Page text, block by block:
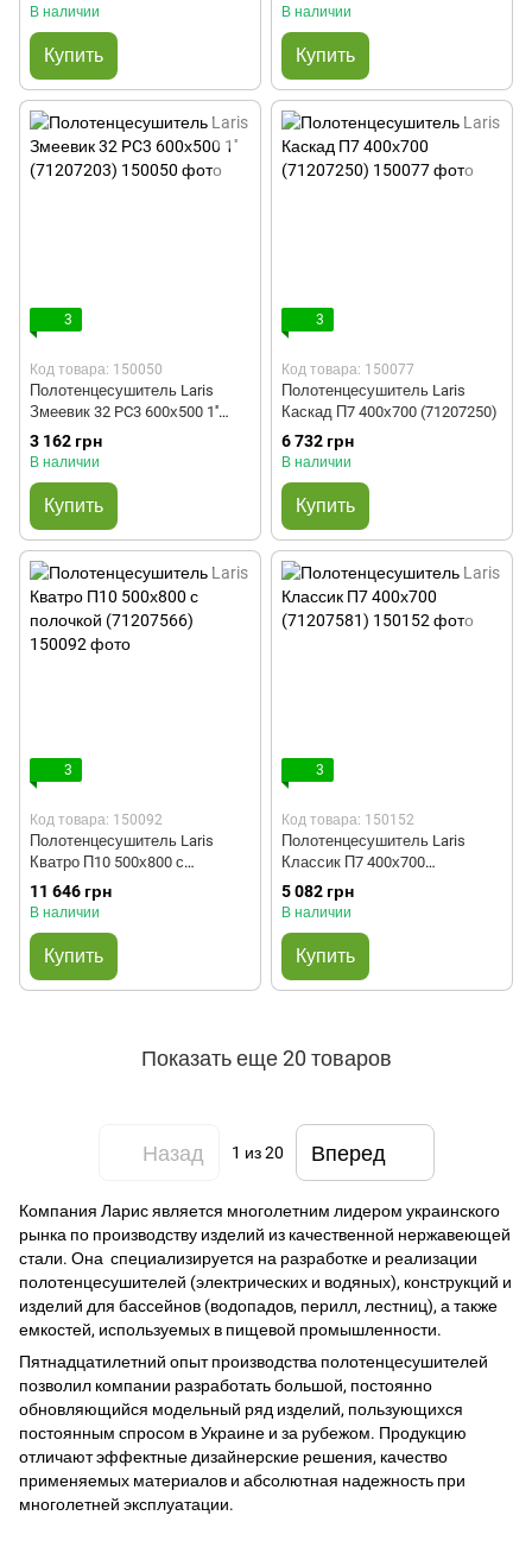
В наличии
Купить
В наличии
Купить
3
Код товара: 150050
Полотенцесушитель Laris
Змеевик 32 PC3 600х500 1''
(71207203)
3 162 грн
В наличии
Купить
3
Код товара: 150077
Полотенцесушитель Laris
Каскад П7 400х700 (71207250)
6 732 грн
В наличии
Купить
3
Код товара: 150092
Полотенцесушитель Laris
Кватро П10 500х800 с
полочкой (71207566)
11 646 грн
В наличии
Купить
3
Код товара: 150152
Полотенцесушитель Laris
Классик П7 400х700
(71207581)
5 082 грн
В наличии
Купить
Показать еще 20 товаров
Назад 1 из 20 Вперед
Компания Ларис является многолетним лидером украинского
рынка по производству изделий из качественной нержавеющей
стали. Она специализируется на разработке и реализации
полотенцесушителей (электрических и водяных), конструкций и
изделий для бассейнов (водопадов, перилл, лестниц), а также
емкостей, используемых в пищевой промышленности.
Пятнадцатилетний опыт производства полотенцесушителей
позволил компании разработать большой, постоянно
обновляющийся модельный ряд изделий, пользующихся
постоянным спросом в Украине и за рубежом. Продукцию
отличают эффектные дизайнерские решения, качество
применяемых материалов и абсолютная надежность при
многолетней эксплуатации.